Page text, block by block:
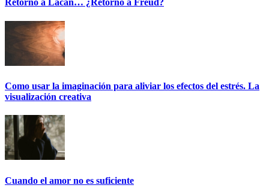
Retorno a Lacan… ¿Retorno a Freud?
Como usar la imaginación para aliviar los efectos del estrés. La
visualización creativa
Cuando el amor no es suficiente